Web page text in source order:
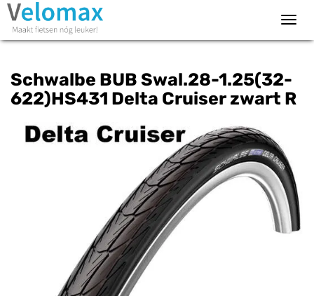
Schwalbe BUB Swal.28-1.25(32-
622)HS431 Delta Cruiser zwart R